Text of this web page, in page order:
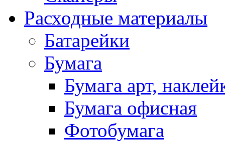
Расходные материалы
Батарейки
Бумага
Бумага арт,
Бумага офисная
Фотобумага